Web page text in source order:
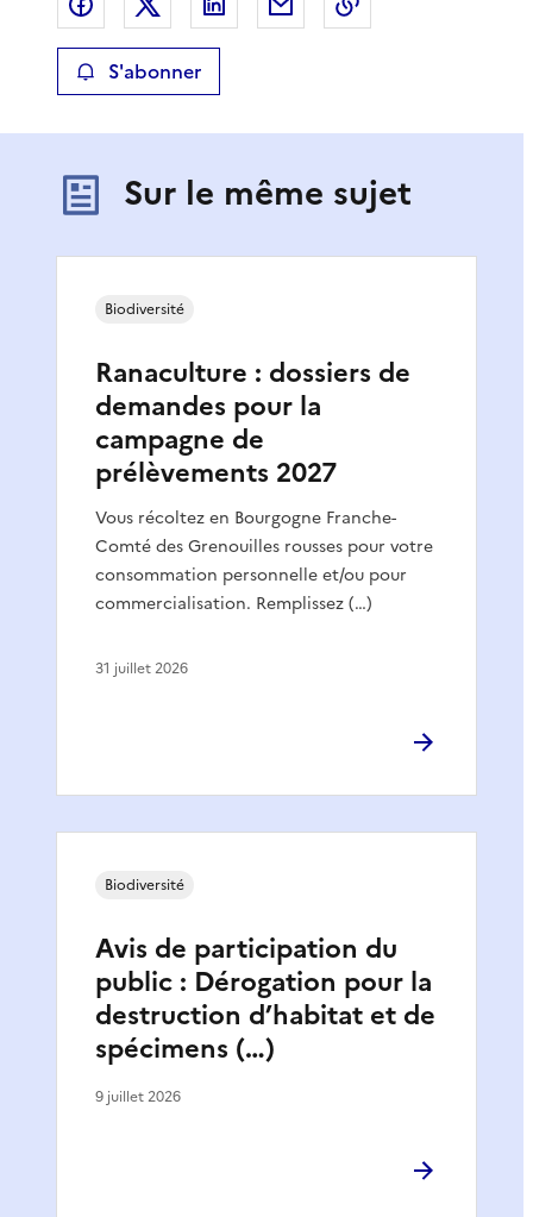
S'abonner
Sur le même sujet
Ranaculture : dossiers de
demandes pour la
campagne de
prélèvements 2027
Vous récoltez en Bourgogne Franche-
Comté des Grenouilles rousses pour votre
consommation personnelle et/ou pour
commercialisation. Remplissez (…)
Biodiversité
31 juillet 2026
Avis de participation du
public : Dérogation pour la
destruction d’habitat et de
spécimens (…)
Biodiversité
9 juillet 2026